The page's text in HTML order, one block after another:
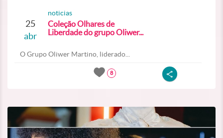
25
abr
noticias
Coleção Olhares de
Liberdade do grupo Oliwer...
O Grupo Oliwer Martino, liderado...
8